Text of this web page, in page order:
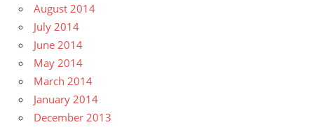
August 2014
July 2014
June 2014
May 2014
March 2014
January 2014
December 2013